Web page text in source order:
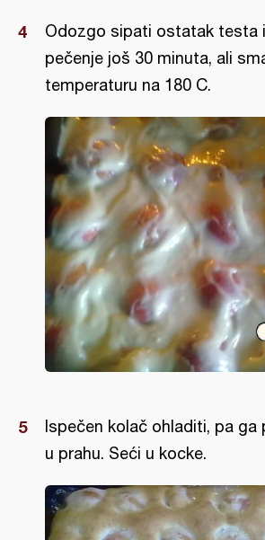
Odozgo sipati ostatak testa
pečenje još 30 minuta, ali
temperaturu na 180 C.
Ispečen kolač ohladiti, pa ga
u prahu. Seći u kocke.